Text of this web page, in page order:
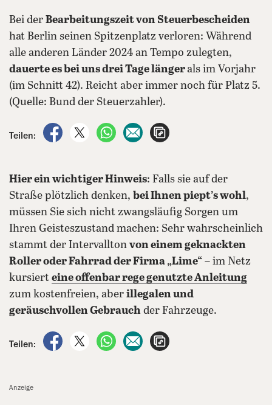
Bei der Bearbeitungszeit von Steuerbescheiden
hat Berlin seinen Spitzenplatz verloren: Während
alle anderen Länder 2024 an Tempo zulegten,
dauerte es bei uns drei Tage längerals im Vorjahr
(im Schnitt 42). Reicht aber immer noch für Platz 5.
(Quelle: Bund der Steuerzahler).
Teilen:
auf Facebook teilen
auf X teilenper WhatsApp teilen
per E-Mail teilen
Hier ein wichtiger Hinweis: Falls sie auf der
Straße plötzlich denken, bei Ihnen piept’s wohl,
müssen Sie sich nicht zwangsläufig Sorgen um
Ihren Geisteszustand machen: Sehr wahrscheinlich
stammt der Intervallton von einem geknackten
Roller oder Fahrrad der Firma „Lime“ – im Netz
kursiert eine offenbar rege genutzte Anleitung
zum kostenfreien, aber illegalen und
geräuschvollen Gebrauch der Fahrzeuge.
Teilen:
auf Facebook teilen
auf X teilenper WhatsApp teilen
per E-Mail teilen
Anzeige